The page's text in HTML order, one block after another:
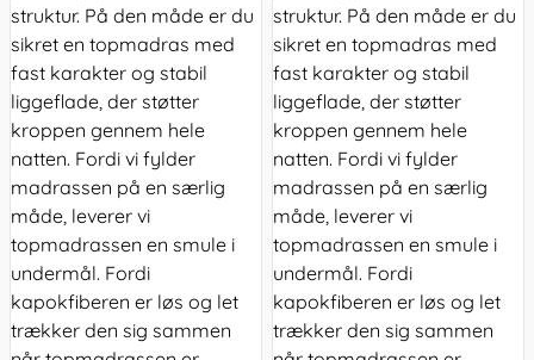
struktur. På den måde er du
sikret en topmadras med
fast karakter og stabil
liggeflade, der støtter
kroppen gennem hele
natten. Fordi vi fylder
madrassen på en særlig
måde, leverer vi
topmadrassen en smule i
undermål. Fordi
kapokfiberen er løs og let
trækker den sig sammen
struktur. På den måde er du
sikret en topmadras med
fast karakter og stabil
liggeflade, der støtter
kroppen gennem hele
natten. Fordi vi fylder
madrassen på en særlig
måde, leverer vi
topmadrassen en smule i
undermål. Fordi
kapokfiberen er løs og let
trækker den sig sammen